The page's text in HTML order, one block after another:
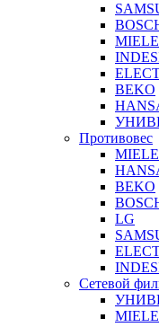
MIELE
BEKO
Противовес
MIELE
BEKO
LG
Сетевой
MIELE